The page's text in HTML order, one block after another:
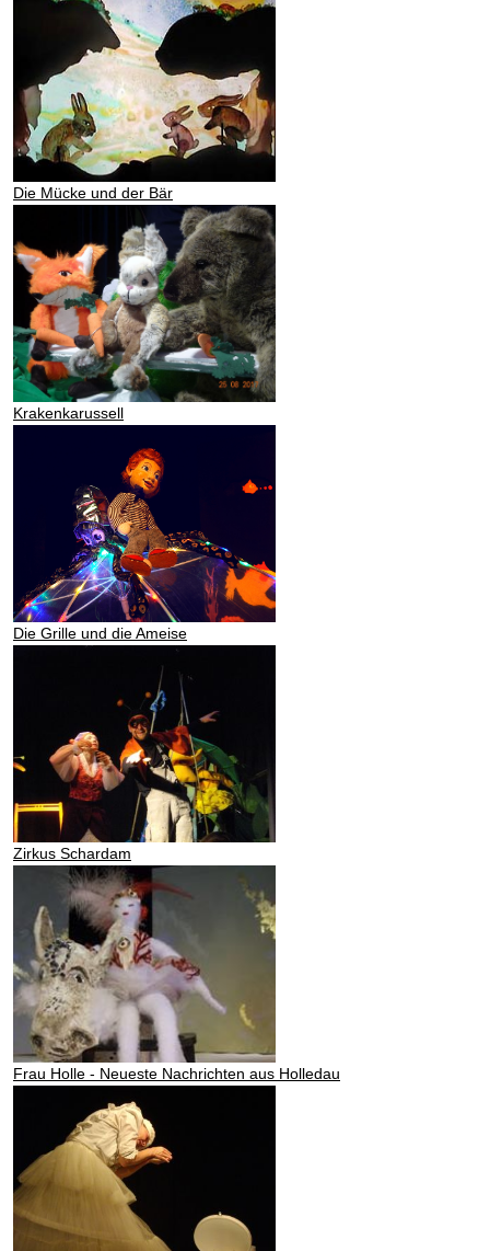
Die Mücke und der Bär
Krakenkarussell
Die Grille und die Ameise
Zirkus Schardam
Frau Holle - Neueste Nachrichten aus Holledau